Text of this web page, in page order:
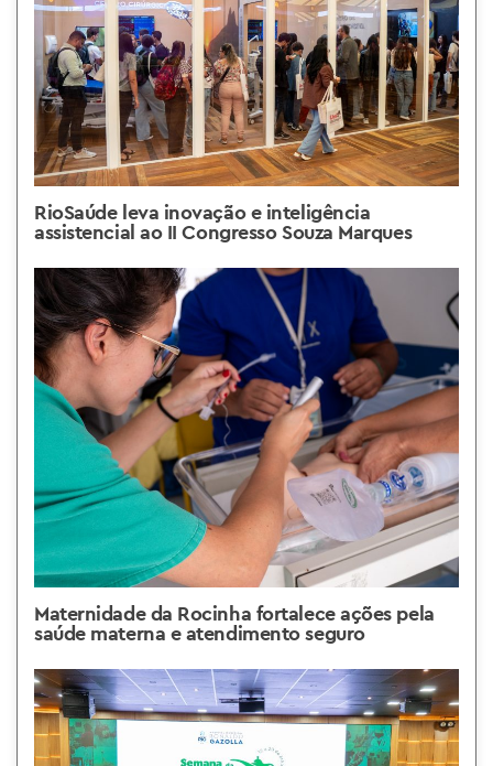
RioSaúde leva inovação e inteligência
assistencial ao II Congresso Souza Marques
Maternidade da Rocinha fortalece ações pela
saúde materna e atendimento seguro